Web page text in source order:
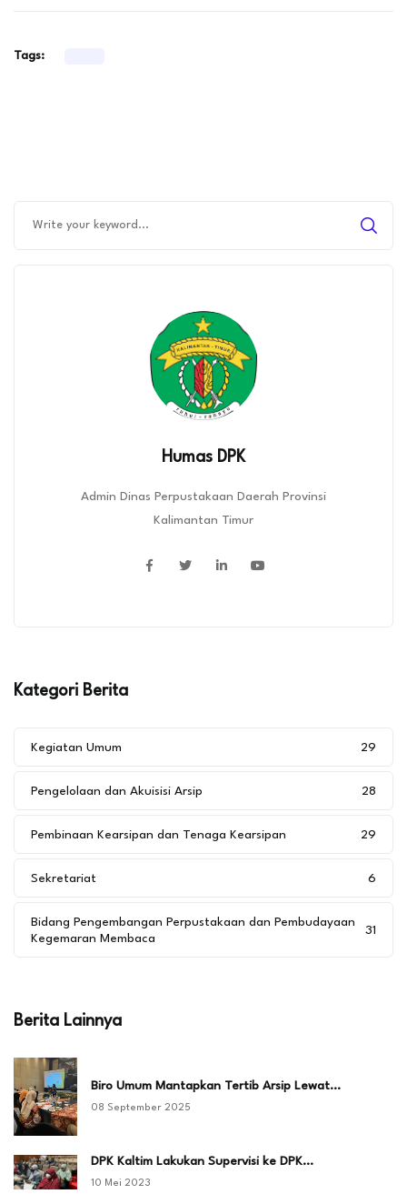
Tags:
Humas DPK
Admin Dinas Perpustakaan Daerah Provinsi
Kalimantan Timur
Kategori Berita
Kegiatan Umum 29
Pengelolaan dan Akuisisi Arsip 28
Pembinaan Kearsipan dan Tenaga Kearsipan 29
Sekretariat 6
Bidang Pengembangan Perpustakaan dan Pembudayaan
Kegemaran Membaca
31
Berita Lainnya
Biro Umum Mantapkan Tertib Arsip Lewat…
08 September 2025
DPK Kaltim Lakukan Supervisi ke DPK…
10 Mei 2023